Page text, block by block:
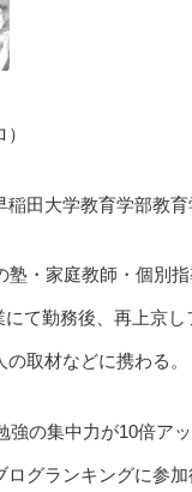
田大学教育学部教育
塾・家庭教師・個別
て勤務後、再上京
取材などに携わる。
強の集中力が10倍ア
グランキングに参